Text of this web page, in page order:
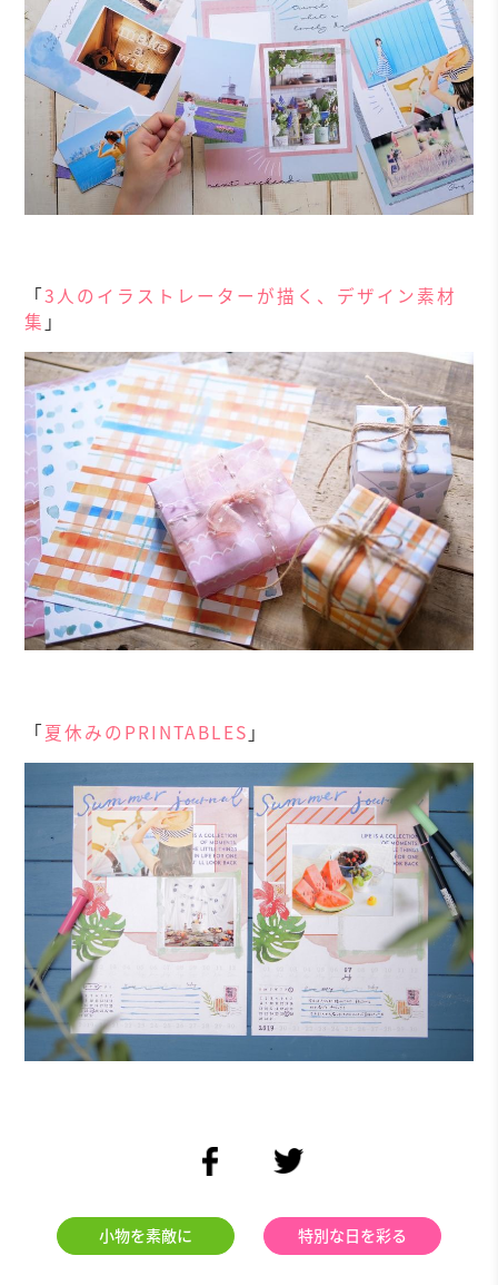
「3人のイラストレーターが描く、デザイン素材
集 」
「夏休みのPRINTABLES 」
facebook
小物を素敵に 特別な日を彩る